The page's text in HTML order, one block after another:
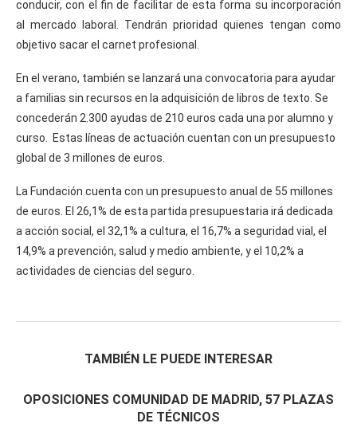
conducir, con el fin de facilitar de esta forma su incorporación
al mercado laboral. Tendrán prioridad quienes tengan como
objetivo sacar el carnet profesional.
En el verano, también se lanzará una convocatoria para ayudar
a familias sin recursos en la adquisición de libros de texto. Se
concederán 2.300 ayudas de 210 euros cada una por alumno y
curso. Estas líneas de actuación cuentan con un presupuesto
global de 3 millones de euros.
La Fundación cuenta con un presupuesto anual de 55 millones
de euros. El 26,1% de esta partida presupuestaria irá dedicada
a acción social, el 32,1% a cultura, el 16,7% a seguridad vial, el
14,9% a prevención, salud y medio ambiente, y el 10,2% a
actividades de ciencias del seguro.
TAMBIÉN LE PUEDE INTERESAR
OPOSICIONES COMUNIDAD DE MADRID, 57 PLAZAS
DE TÉCNICOS